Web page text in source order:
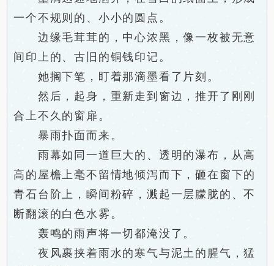
一个不规则的、小小的圆点。
边缘毛茸茸的，中心浓黑，像一枚被无意
间印上的、古旧的铜钱印记。
她搁下笔，盯着那滴墨看了片刻。
然后，起身，重新走到窗边，推开了刚刚
合上不久的窗扉。
暴雨扑面而来。
雨幕如同一道巨大的、透明的瀑布，从高
高的屋檐上毫不留情地倾泻而下，砸在窗下的
青石台阶上，瞬间粉碎，溅起一层朦胧的、不
断翻滚的白色水雾。
轰鸣的雨声将一切都淹没了。
夜风裹挟着雨水的寒气与泥土的腥气，猛